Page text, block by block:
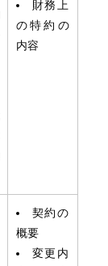
財務上
の特約の
内容
契約の
概要
変更内